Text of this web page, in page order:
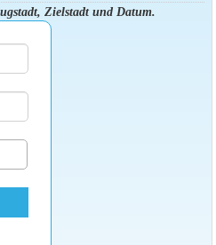
Zielstadt und Datum.